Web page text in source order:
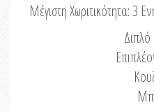
Μέγιστη Χωριτικότητα: 3
Διπλό